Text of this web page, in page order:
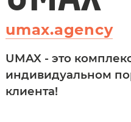
umax.agency
UMAX - это
индивидуальном
клиента!